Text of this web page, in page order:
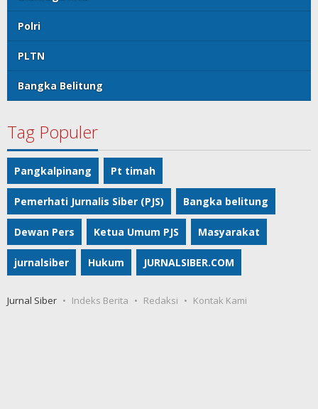
Polri
PLTN
Bangka Belitung
Tag Populer
Pangkalpinang Pt timah
Pemerhati Jurnalis Siber (PJS) Bangka belitung
Dewan Pers Ketua Umum PJS Masyarakat
jurnalsiber Hukum JURNALSIBER.COM
Jurnal Siber Indeks Berita Redaksi Kontak Kami